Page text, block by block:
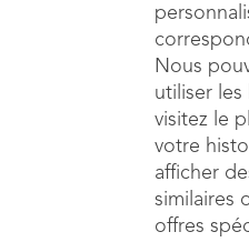
Nous
utiliser
visitez le
votre
afficher
similaires
offres